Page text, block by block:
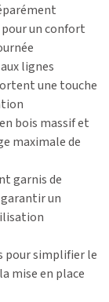
un confort
lignes
une touche
bois massif et
maximale de
garnis de
un
pour simplifier le
mise en place